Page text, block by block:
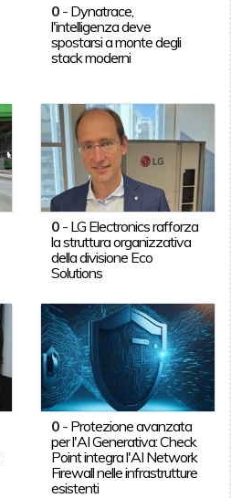
0 - Dynatrace,
l'intelligenza deve
spostarsi a monte degli
stack moderni
0 - LG Electronics rafforza
la struttura organizzativa
della divisione Eco
Solutions
0 - Protezione avanzata
per l'AI Generativa: Check
Point integra l'AI Network
Firewall nelle infrastrutture
esistenti